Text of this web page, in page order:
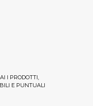
I PRODOTTI,
E PUNTUALI